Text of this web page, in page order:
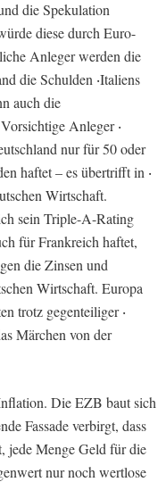
die Spekulation
diese durch Euro-
Anleger werden die
die Schulden ‧Italiens
auch die
Anleger ‧
nur für 50 oder
haftet – es übertrifft in ‧
Wirtschaft.
sein Triple-A-Rating
für Frankreich haftet,
die Zinsen und
Wirtschaft. Europa
trotz gegenteiliger ‧
Märchen von der
Die EZB baut sich
Fassade verbirgt, dass
jede Menge Geld für die
nur noch wertlose